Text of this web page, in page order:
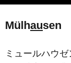
Mülhausen
ミュールハウ